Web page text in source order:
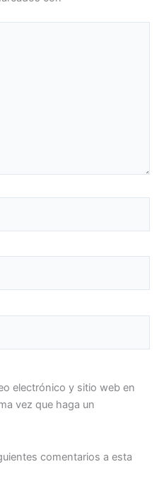
electrónico y sitio web en
vez que haga un
comentarios a esta